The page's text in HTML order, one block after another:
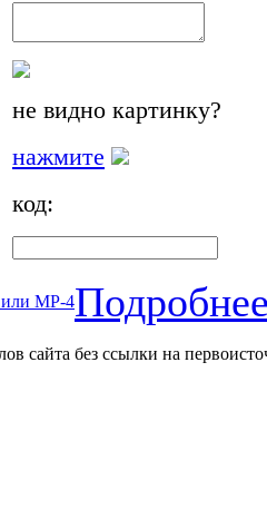
не видно картинку?
нажмите
код:
MP-4
сайта без ссылки на